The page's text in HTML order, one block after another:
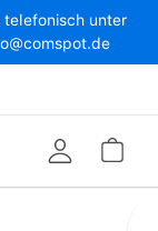
telefonisch unter